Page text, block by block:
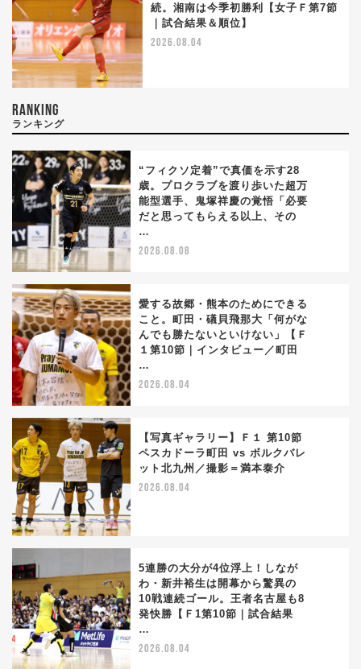
続。湘南は今季初勝利【女子Ｆ第7節
｜試合結果＆順位】
2026.08.04
RANKING
ランキング
“フィクソ定着”で真価を示す28
歳。プロクラブを渡り歩いた超万
能型選手、鬼塚祥慶の覚悟「必要
だと思ってもらえる以上、その
…
2026.08.08
愛する故郷・熊本のためにできる
こと。町田・礒貝飛那大「何がな
んでも勝たないといけない」【Ｆ
１第10節｜インタビュー／町田
…
2026.08.04
【写真ギャラリー】Ｆ１ 第10節
ペスカドーラ町田 vs ボルクバレ
ット北九州／撮影＝満本泰介
2026.08.04
5連勝の大分が4位浮上！しなが
わ・新井裕生は開幕から驚異の
10戦連続ゴール。王者名古屋も8
発快勝【Ｆ1第10節｜試合結果
…
2026.08.04